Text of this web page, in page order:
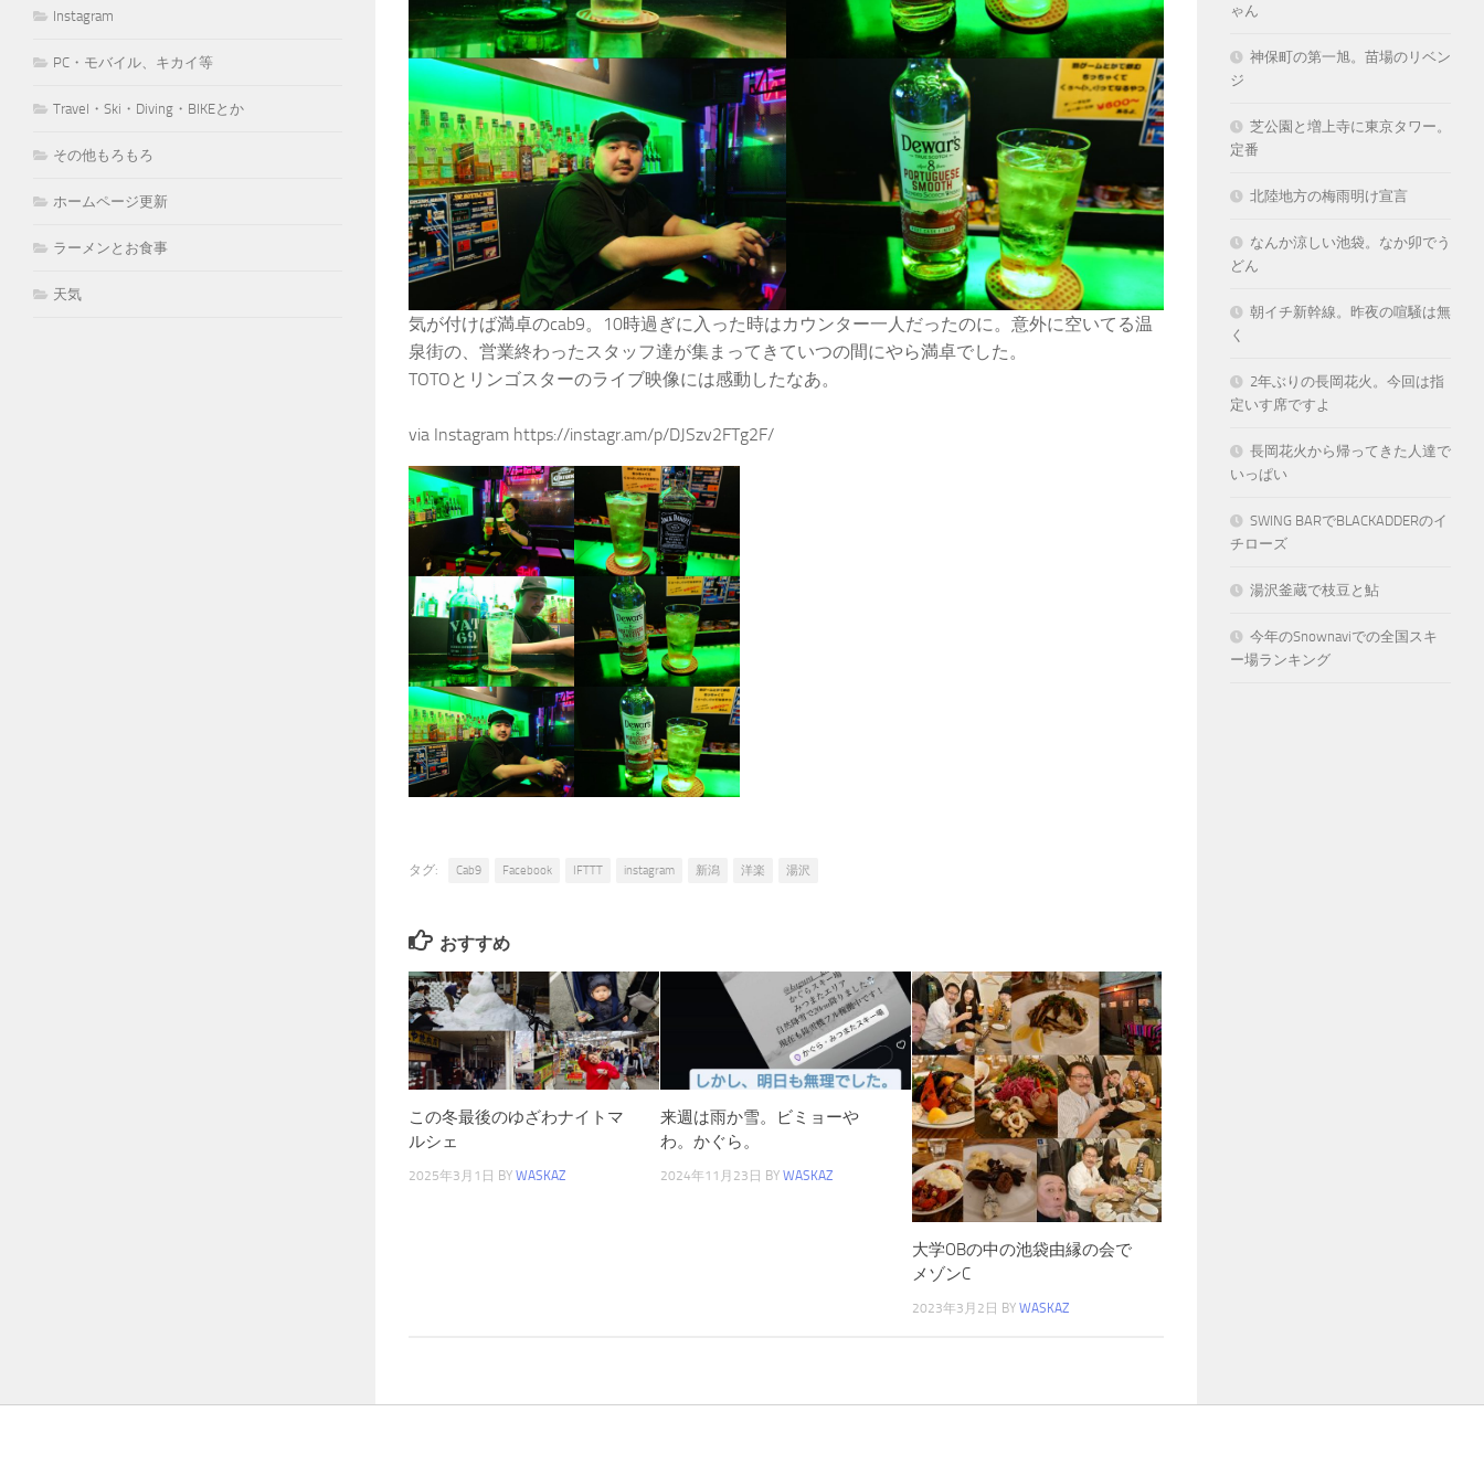
気が付けば満卓のcab9。10時過ぎに入った時はカウンター一人だったのに。意外に空いてる温
泉街の、営業終わったスタッフ達が集まってきていつの間にやら満卓でした。
TOTOとリンゴスターのライブ映像には感動したなあ。
via Instagram https://instagr.am/p/DJSzv2FTg2F/
タグ: Cab9 Facebook IFTTT instagram 新潟 洋楽 湯沢
おすすめ
この冬最後のゆざわナイトマ
ルシェ
2025年3月1日 BY WASKAZ
来週は雨か雪。ビミョーや
わ。かぐら。
2024年11月23日 BY WASKAZ
大学OBの中の池袋由縁の会で
メゾンC
2023年3月2日 BY WASKAZ
Instagram
PC・モバイル、キカイ等
Travel・Ski・Diving・BIKEとか
その他もろもろ
ホームページ更新
ラーメンとお食事
天気
ゃん
神保町の第一旭。苗場のリベン
ジ
芝公園と増上寺に東京タワー。
定番
北陸地方の梅雨明け宣言
なんか涼しい池袋。なか卯でう
どん
朝イチ新幹線。昨夜の喧騒は無
く
2年ぶりの長岡花火。今回は指
定いす席ですよ
長岡花火から帰ってきた人達で
いっぱい
SWING BARでBLACKADDERのイ
チローズ
湯沢釜蔵で枝豆と鮎
今年のSnownaviでの全国スキ
ー場ランキング